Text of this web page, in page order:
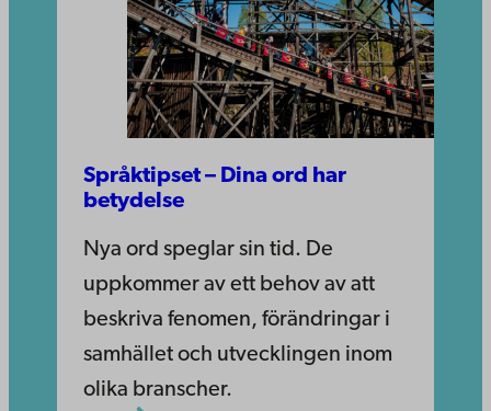
Språktipset – Dina ord har
betydelse
Nya ord speglar sin tid. De
uppkommer av ett behov av att
beskriva fenomen, förändringar i
samhället och utvecklingen inom
olika branscher.